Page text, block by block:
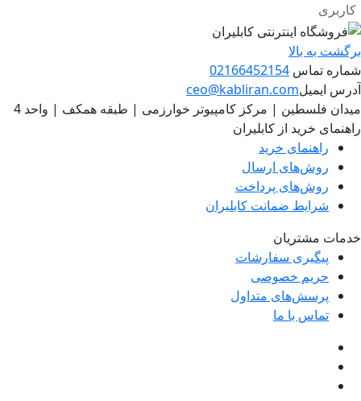
کاربری
برگشت به بالا
شماره تماس 02166452154
آدرس ایمیلceo@kabliran.com
میدان فلسطین | مرکز کامپیوتر خوارزمی | طبقه همکف | واحد 4
راهنمای خرید از کابلیران
راهنمای خرید
روش‌های ارسال
روش‌های پرداخت
شرایط ضمانت کابلیران
خدمات مشتریان
پیگیری سفارشات
حریم خصوصی
پرسش‌های متداول
تماس با ما